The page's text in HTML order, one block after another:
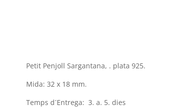
Petit Penjoll Sargantana, . plata 925.
Mida: 32 x 18 mm.
Temps d´Entrega: 3. a. 5. dies